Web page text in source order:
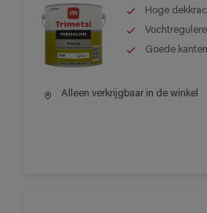
Hoge
Goede
Alleen verkrijgbaar in de winkel